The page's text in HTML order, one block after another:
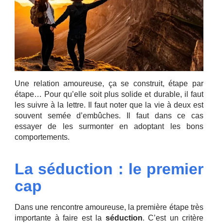
Une relation amoureuse, ça se construit, étape par
étape… Pour qu’elle soit plus solide et durable, il faut
les suivre à la lettre. Il faut noter que la vie à deux est
souvent semée d’embûches. Il faut dans ce cas
essayer de les surmonter en adoptant les bons
comportements.
La séduction : le premier
cap
Dans une rencontre amoureuse, la première étape très
importante à faire est la séduction. C’est un critère